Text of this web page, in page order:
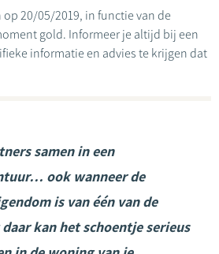
20/05/2019, in functie van de
gold. Informeer je altijd bij een
informatie en advies te krijgen dat
samen in een
ook wanneer de
is van één van de
kan het schoentje serieus